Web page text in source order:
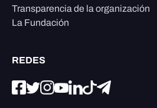
Transparencia de la organización
La Fundación
REDES